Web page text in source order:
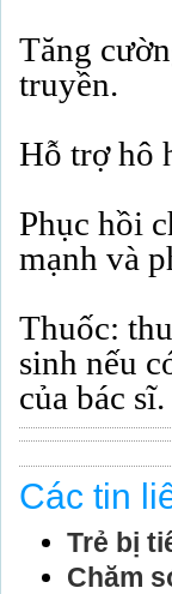
Tăng
truyền.
Hỗ trợ hô
Phục hồi
mạnh và
Thuốc:
sinh nếu
của bác sĩ.
Các tin
Trẻ bị
Chăm